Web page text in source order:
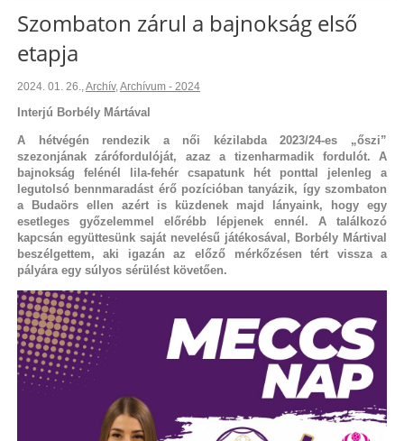
Szombaton zárul a bajnokság első
etapja
2024. 01. 26.,Archív,Archívum - 2024
Interjú Borbély Mártával
A hétvégén rendezik a női kézilabda 2023/24-es „őszi”
szezonjának zárófordulóját, azaz a tizenharmadik fordulót. A
bajnokság felénél lila-fehér csapatunk hét ponttal jelenleg a
legutolsó bennmaradást érő pozícióban tanyázik, így szombaton
a Budaörs ellen azért is küzdenek majd lányaink, hogy egy
esetleges győzelemmel előrébb lépjenek ennél. A találkozó
kapcsán együttesünk saját nevelésű játékosával, Borbély Mártival
beszélgettem, aki igazán az előző mérkőzésen tért vissza a
pályára egy súlyos sérülést követően.